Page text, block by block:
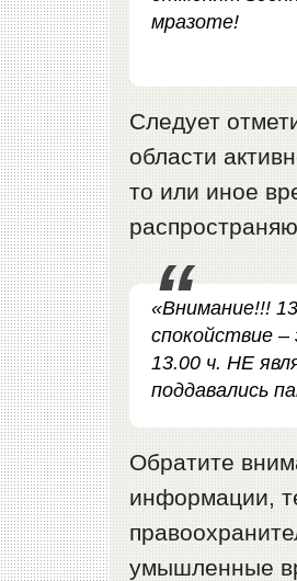
мразоте!
Следует
области
то или иное
«Внимание!!!
спокойствие
13.00 ч. НЕ
поддавались
Обратите
информации,
умышленные